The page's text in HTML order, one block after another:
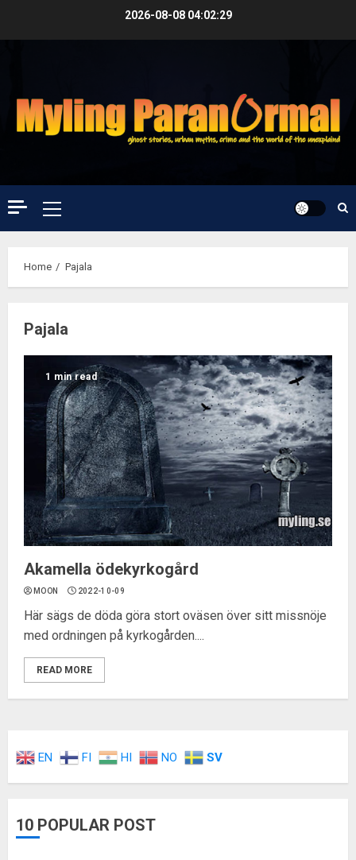
2026-08-08 04:02:29
Primary
Menu
Home Pajala
Pajala
1 min read
Akamella ödekyrkogård
MOON 2022-10-09
Här sägs de döda göra stort oväsen över sitt missnöje
med ordningen på kyrkogården....
READ MORE
EN FI HI NO SV
10 POPULAR POST